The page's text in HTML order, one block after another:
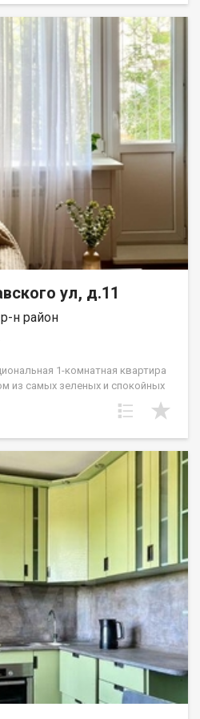
техникум Магазины
Спортивные залы Скверы
Феноменальная цена: 3,9 млн
более 20%! Первый этаж
обустроить отдельный
всегда свежий воздух и
но это позволило сделать
функциональным и
с покупателем в квартире
техника. Локация и
в районе с отлично развитой
ул. Николая Чупалова,
Для семей с детьми: в
3 детских сада и школа! Для
транспорта,
пешая доступность до парков
и бесплатную
у менеджера, связавшись с
в наш офис расположенный по
20/1.
ул, д.11
н район
1-комнатная квартира
из самых зеленых и спокойных
(Октябрьский район). Идеальный
свежий воздух и развитую
земли (нет шума с улицы и
Выполнен аккуратный
спокойно заехать и сразу
и удобная настоящее сердце
готовки, и для уютных
что вам не придется
или делать капитальный ремонт
надежная сантехника. Бонус:
мебель. Отличный
гарнитура и организации
Отдельный и очень важный
Подъезд тихий, спокойный и
доброжелательные,
подставить плечо и прийти
Здесь не бывает шумных
квартиры вы чувствуете